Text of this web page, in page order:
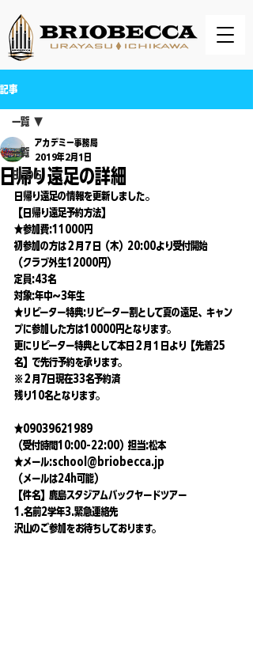
記事
一覧
BLOG
一覧
日帰り遠足の詳細
アカデミー事務局
2019年2月1日
日帰り遠足の情報を更新しました。
【日帰り遠足予約方法】
★参加費:11000円
初参加の方は２月７日（木）20:00より受付開始
（クラブ外生12000円）
定員:43名
対象:年中〜3年生
★リピーター特典:リピーター割として夏の遠足、キャン
プに参加した方は10000円となります。
更にリピーター特典として本日２月１日より【先着25
名】で先行予約を承ります。
※２月7日現在33名予約済
残り10名となります。
★09039621989
（受付時間10:00-22:00）担当:松本
★メール:school@briobecca.jp
（メールは24h可能）
【件名】鹿島スタジアムバックヤードツアー
1.名前2学年3.緊急連絡先
沢山のご参加をお待ちしております。